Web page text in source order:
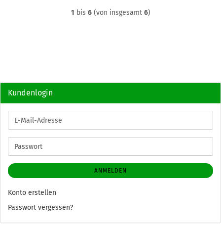
1 bis 6(von insgesamt 6)
Kundenlogin
E-
Mail-
Adresse
Passwort
ANMELDEN
Konto erstellen
Passwort vergessen?